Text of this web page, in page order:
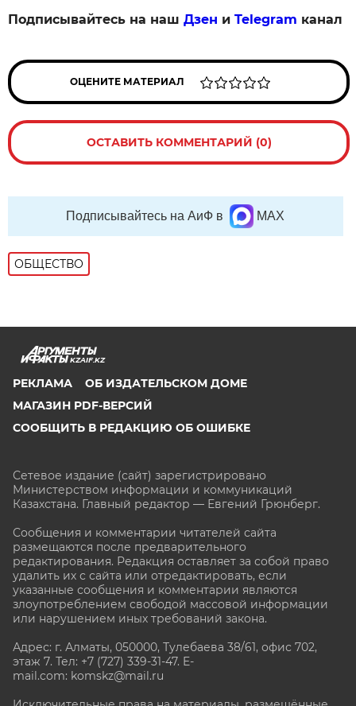
Подписывайтесь на нашДзен иTelegram канал
ОЦЕНИТЕ МАТЕРИАЛ
ОСТАВИТЬ КОММЕНТАРИЙ (0)
Подписывайтесь на АиФ в MAX
ОБЩЕСТВО
KZAIF.KZ
РЕКЛАМА
ОБ ИЗДАТЕЛЬСКОМ ДОМЕ
МАГАЗИН PDF-ВЕРСИЙ
СООБЩИТЬ В РЕДАКЦИЮ ОБ ОШИБКЕ
Сетевое издание (сайт) зарегистрировано
Министерством информации и коммуникаций
Казахстана. Главный редактор — Евгений Грюнберг.
Сообщения и комментарии читателей сайта
размещаются после предварительного
редактирования. Редакция оставляет за собой право
удалить их с сайта или отредактировать, если
указанные сообщения и комментарии являются
злоупотреблением свободой массовой информации
или нарушением иных требований закона.
Адрес: г. Алматы, 050000, Тулебаева 38/61, офис 702,
этаж 7. Тел: +7 (727) 339-31-47. E-
mail.com: komskz@mail.ru